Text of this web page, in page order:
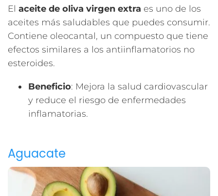
El aceite de oliva virgen extra es uno de los
aceites más saludables que puedes consumir.
Contiene oleocantal, un compuesto que tiene
efectos similares a los antiinflamatorios no
esteroides.
Beneficio: Mejora la salud cardiovascular
y reduce el riesgo de enfermedades
inflamatorias.
Aguacate